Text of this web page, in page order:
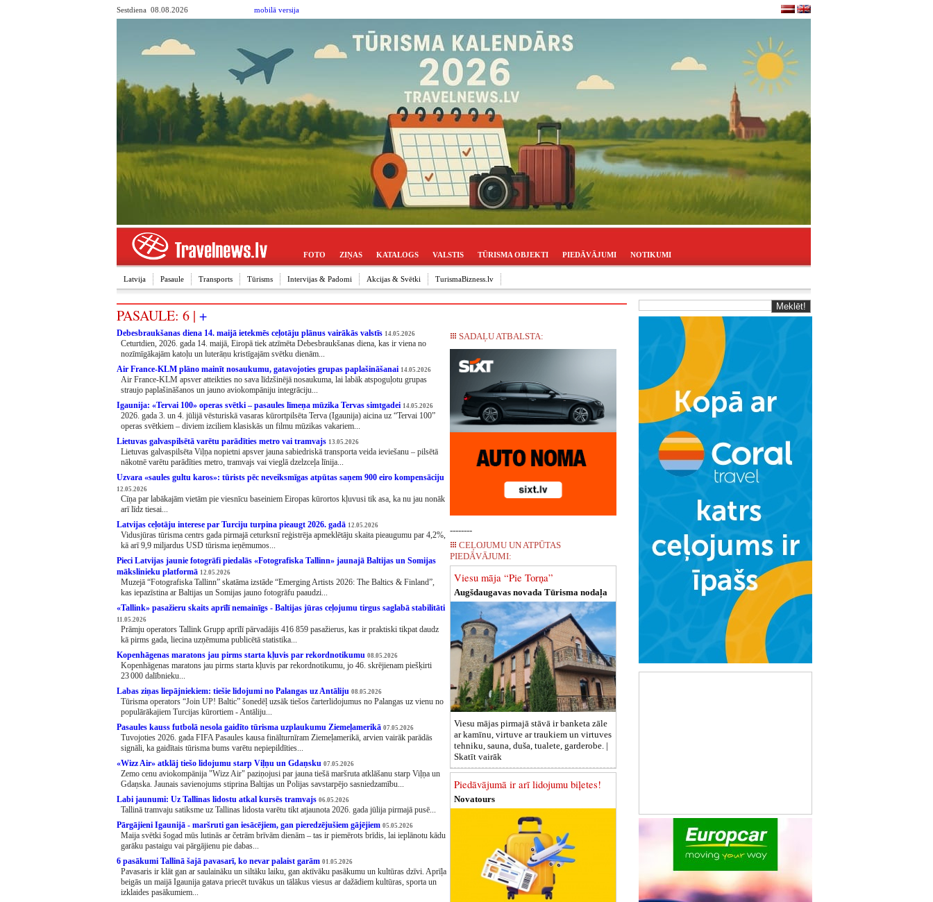
Sestdiena 08.08.2026 mobilā versija
FOTO ZIŅAS KATALOGS VALSTIS TŪRISMA OBJEKTI PIEDĀVĀJUMI NOTIKUMI
Latvija Pasaule Transports Tūrisms Intervijas & Padomi Akcijas & Svētki TurismaBizness.lv
PASAULE: 6 | +
Debesbraukšanas diena 14. maijā ietekmēs ceļotāju plānus vairākās valstīs 14.05.2026
Ceturtdien, 2026. gada 14. maijā, Eiropā tiek atzīmēta Debesbraukšanas diena, kas ir viena no
nozīmīgākajām katoļu un luterāņu kristīgajām svētku dienām...
Air France-KLM plāno mainīt nosaukumu, gatavojoties grupas paplašināšanai 14.05.2026
Air France-KLM apsver atteikties no sava līdzšinējā nosaukuma, lai labāk atspoguļotu grupas
straujo paplašināšanos un jauno aviokompāniju integrāciju...
Igaunija: «Tervai 100» operas svētki – pasaules līmeņa mūzika Tervas simtgadei 14.05.2026
2026. gada 3. un 4. jūlijā vēsturiskā vasaras kūrortpilsēta Terva (Igaunija) aicina uz “Tervai 100”
operas svētkiem – diviem izciliem klasiskās un filmu mūzikas vakariem...
Lietuvas galvaspilsētā varētu parādīties metro vai tramvajs 13.05.2026
Lietuvas galvaspilsēta Viļņa nopietni apsver jauna sabiedriskā transporta veida ieviešanu – pilsētā
nākotnē varētu parādīties metro, tramvajs vai vieglā dzelzceļa līnija...
Uzvara «saules gultu karos»: tūrists pēc neveiksmīgas atpūtas saņem 900 eiro kompensāciju
12.05.2026
Cīņa par labākajām vietām pie viesnīcu baseiniem Eiropas kūrortos kļuvusi tik asa, ka nu jau nonāk
arī līdz tiesai...
Latvijas ceļotāju interese par Turciju turpina pieaugt 2026. gadā 12.05.2026
Vidusjūras tūrisma centrs gada pirmajā ceturksnī reģistrēja apmeklētāju skaita pieaugumu par 4,2%,
kā arī 9,9 miljardus USD tūrisma ieņēmumos...
Pieci Latvijas jaunie fotogrāfi piedalās «Fotografiska Tallinn» jaunajā Baltijas un Somijas
mākslinieku platformā 12.05.2026
Muzejā “Fotografiska Tallinn” skatāma izstāde “Emerging Artists 2026: The Baltics & Finland”,
kas iepazīstina ar Baltijas un Somijas jauno fotogrāfu paaudzi...
«Tallink» pasažieru skaits aprīlī nemainīgs - Baltijas jūras ceļojumu tirgus saglabā stabilitāti
11.05.2026
Prāmju operators Tallink Grupp aprīlī pārvadājis 416 859 pasažierus, kas ir praktiski tikpat daudz
kā pirms gada, liecina uzņēmuma publicētā statistika...
Kopenhāgenas maratons jau pirms starta kļuvis par rekordnotikumu 08.05.2026
Kopenhāgenas maratons jau pirms starta kļuvis par rekordnotikumu, jo 46. skrējienam piešķirti
23 000 dalībnieku...
Labas ziņas liepājniekiem: tiešie lidojumi no Palangas uz Antāliju 08.05.2026
Tūrisma operators “Join UP! Baltic” šonedēļ uzsāk tiešos čarterlidojumus no Palangas uz vienu no
populārākajiem Turcijas kūrortiem - Antāliju...
Pasaules kauss futbolā nesola gaidīto tūrisma uzplaukumu Ziemeļamerikā 07.05.2026
Tuvojoties 2026. gada FIFA Pasaules kausa finālturnīram Ziemeļamerikā, arvien vairāk parādās
signāli, ka gaidītais tūrisma bums varētu nepiepildīties...
«Wizz Air» atklāj tiešo lidojumu starp Viļņu un Gdaņsku 07.05.2026
Zemo cenu aviokompānija "Wizz Air" paziņojusi par jauna tiešā maršruta atklāšanu starp Viļņa un
Gdaņska. Jaunais savienojums stiprina Baltijas un Polijas savstarpējo sasniedzamību...
Labi jaunumi: Uz Tallinas lidostu atkal kursēs tramvajs 06.05.2026
Tallinā tramvaju satiksme uz Tallinas lidosta varētu tikt atjaunota 2026. gada jūlija pirmajā pusē...
Pārgājieni Igaunijā - maršruti gan iesācējiem, gan pieredzējušiem gājējiem 05.05.2026
Maija svētki šogad mūs lutinās ar četrām brīvām dienām – tas ir piemērots brīdis, lai ieplānotu kādu
garāku pastaigu vai pārgājienu pie dabas...
6 pasākumi Tallinā šajā pavasarī, ko nevar palaist garām 01.05.2026
Pavasaris ir klāt gan ar saulaināku un siltāku laiku, gan aktīvāku pasākumu un kultūras dzīvi. Aprīļa
beigās un maijā Igaunija gatava priecēt tuvākus un tālākus viesus ar dažādiem kultūras, sporta un
izklaides pasākumiem...
SADAĻU ATBALSTA:
--------
CEĻOJUMU UN ATPŪTAS
PIEDĀVĀJUMI:
Viesu māja “Pie Torņa”
Augšdaugavas novada Tūrisma nodaļa
Viesu mājas pirmajā stāvā ir banketa zāle
ar kamīnu, virtuve ar traukiem un virtuves
tehniku, sauna, duša, tualete, garderobe. |
Skatīt vairāk
Piedāvājumā ir arī lidojumu biļetes!
Novatours